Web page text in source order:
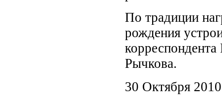
По традиции
рождения
Рычкова.
30 Октября 2010